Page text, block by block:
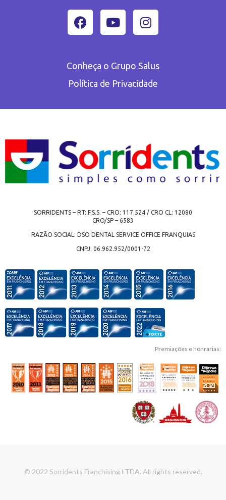
Conheça o Grupo Salus
Política de Privacidade
SORRIDENTS – RT: F.S.S. – CRO: 117.524 / CRO CL: 12080
CRO/SP – 6583
RAZÃO SOCIAL: DSO DENTAL SERVICE OFFICE FRANQUIAS
CNPJ: 06.962.952/0001-72
Premiações e honrarias:
© 2022 Sorridents Franchising LTDA. All rights reserved.